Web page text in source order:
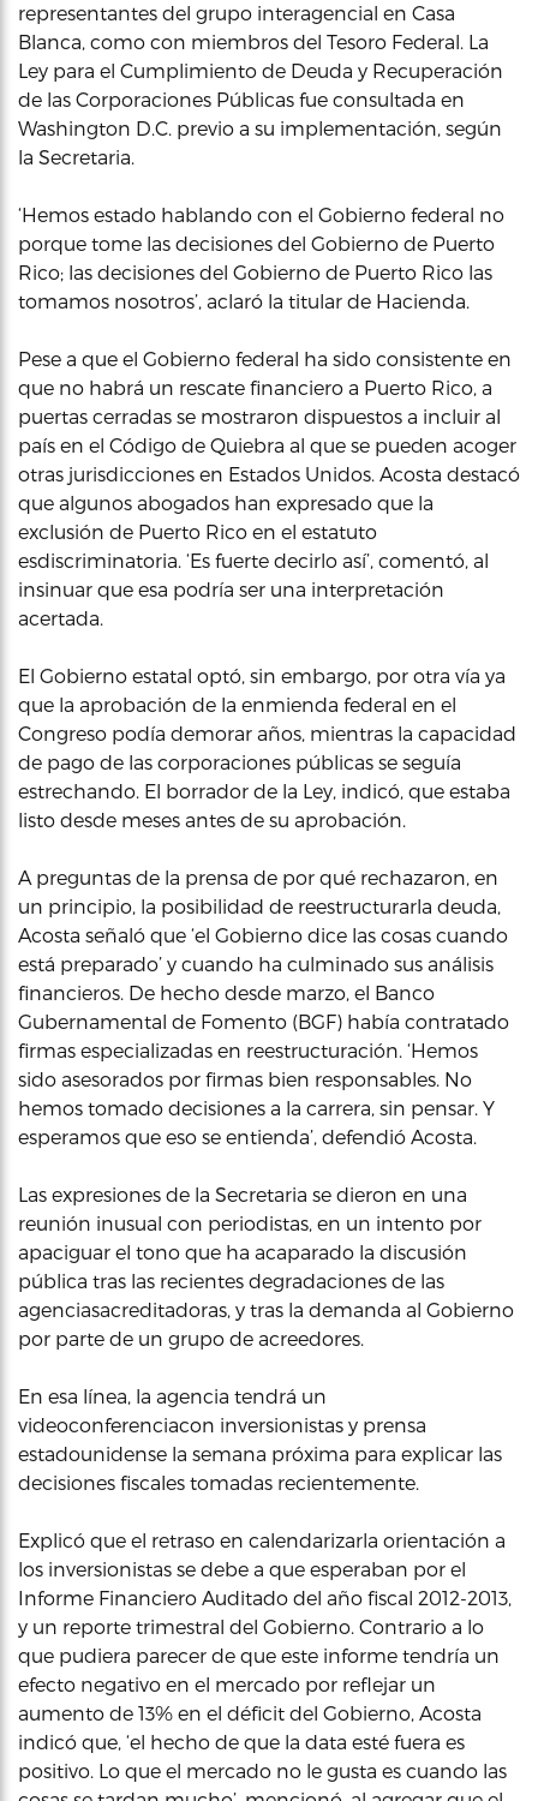
representantes del grupo interagencial en Casa
Blanca, como con miembros del Tesoro Federal. La
Ley para el Cumplimiento de Deuda y Recuperación
de las Corporaciones Públicas fue consultada en
Washington D.C. previo a su implementación, según
la Secretaria.
‘Hemos estado hablando con el Gobierno federal no
porque tome las decisiones del Gobierno de Puerto
Rico; las decisiones del Gobierno de Puerto Rico las
tomamos nosotros’, aclaró la titular de Hacienda.
Pese a que el Gobierno federal ha sido consistente en
que no habrá un rescate financiero a Puerto Rico, a
puertas cerradas se mostraron dispuestos a incluir al
país en el Código de Quiebra al que se pueden acoger
otras jurisdicciones en Estados Unidos. Acosta destacó
que algunos abogados han expresado que la
exclusión de Puerto Rico en el estatuto
esdiscriminatoria. ‘Es fuerte decirlo así’, comentó, al
insinuar que esa podría ser una interpretación
acertada.
El Gobierno estatal optó, sin embargo, por otra vía ya
que la aprobación de la enmienda federal en el
Congreso podía demorar años, mientras la capacidad
de pago de las corporaciones públicas se seguía
estrechando. El borrador de la Ley, indicó, que estaba
listo desde meses antes de su aprobación.
A preguntas de la prensa de por qué rechazaron, en
un principio, la posibilidad de reestructurarla deuda,
Acosta señaló que ‘el Gobierno dice las cosas cuando
está preparado’ y cuando ha culminado sus análisis
financieros. De hecho desde marzo, el Banco
Gubernamental de Fomento (BGF) había contratado
firmas especializadas en reestructuración. ‘Hemos
sido asesorados por firmas bien responsables. No
hemos tomado decisiones a la carrera, sin pensar. Y
esperamos que eso se entienda’, defendió Acosta.
Las expresiones de la Secretaria se dieron en una
reunión inusual con periodistas, en un intento por
apaciguar el tono que ha acaparado la discusión
pública tras las recientes degradaciones de las
agenciasacreditadoras, y tras la demanda al Gobierno
por parte de un grupo de acreedores.
En esa línea, la agencia tendrá un
videoconferenciacon inversionistas y prensa
estadounidense la semana próxima para explicar las
decisiones fiscales tomadas recientemente.
Explicó que el retraso en calendarizarla orientación a
los inversionistas se debe a que esperaban por el
Informe Financiero Auditado del año fiscal 2012-2013,
y un reporte trimestral del Gobierno. Contrario a lo
que pudiera parecer de que este informe tendría un
efecto negativo en el mercado por reflejar un
aumento de 13% en el déficit del Gobierno, Acosta
indicó que, ‘el hecho de que la data esté fuera es
positivo. Lo que el mercado no le gusta es cuando las